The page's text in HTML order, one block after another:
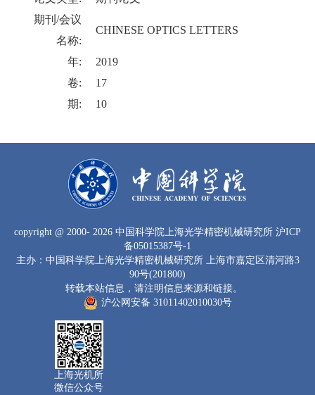
期刊/会议
名称:
CHINESE OPTICS LETTERS
年:
2019
卷:
17
期:
10
copyright @ 2000- 2026 中国科学院上海光学精密机械研究所 沪ICP
备05015387号-1
主办：中国科学院上海光学精密机械研究所 上海市嘉定区清河路3
90号(201800)
转载本站信息，请注明信息来源和链接。
沪公网安备 31011402010030号
上海光机所
微信公众号